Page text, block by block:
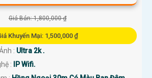
Giá Bán: 1,800,000 ₫
Khuyến Mại: 1,500,000 ₫
: Ultra 2k .
:
IP Wifi.